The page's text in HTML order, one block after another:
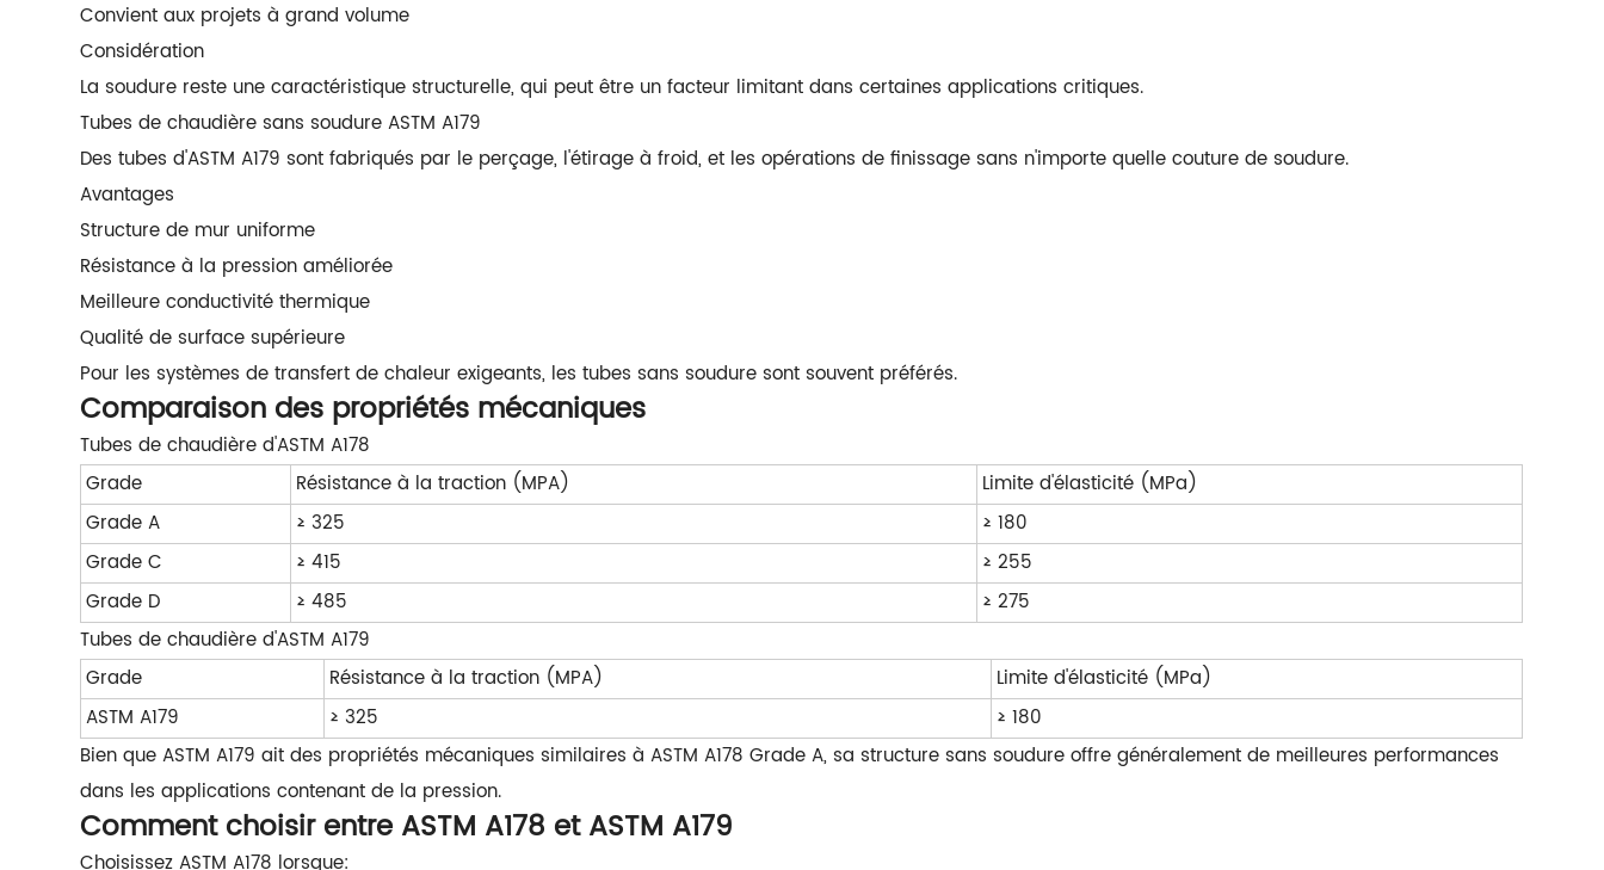
Convient aux projets à grand volume
Considération
La soudure reste une caractéristique structurelle, qui peut être un facteur limitant dans certaines applications critiques.
Tubes de chaudière sans soudure ASTM A179
Des tubes d'ASTM A179 sont fabriqués par le perçage, l'étirage à froid, et les opérations de finissage sans n'importe quelle couture de soudure.
Avantages
Structure de mur uniforme
Résistance à la pression améliorée
Meilleure conductivité thermique
Qualité de surface supérieure
Pour les systèmes de transfert de chaleur exigeants, les tubes sans soudure sont souvent préférés.
Comparaison des propriétés mécaniques
Tubes de chaudière d'ASTM A178
Grade
Résistance à la traction (MPA)
Limite d'élasticité (MPa)
Grade A
≥ 325
≥ 180
Grade C
≥ 415
≥ 255
Grade D
≥ 485
≥ 275
Tubes de chaudière d'ASTM A179
Grade
Résistance à la traction (MPA)
Limite d'élasticité (MPa)
ASTM A179
≥ 325
≥ 180
Bien que ASTM A179 ait des propriétés mécaniques similaires à ASTM A178 Grade A, sa structure sans soudure offre généralement de meilleures performances
dans les applications contenant de la pression.
Comment choisir entre ASTM A178 et ASTM A179
Choisissez ASTM A178 lorsque: